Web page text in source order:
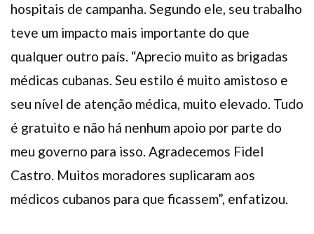
hospitais de campanha. Segundo ele, seu trabalho
teve um impacto mais importante do que
qualquer outro país. “Aprecio muito as brigadas
médicas cubanas. Seu estilo é muito amistoso e
seu nível de atenção médica, muito elevado. Tudo
é gratuito e não há nenhum apoio por parte do
meu governo para isso. Agradecemos Fidel
Castro. Muitos moradores suplicaram aos
médicos cubanos para que ficassem”, enfatizou.